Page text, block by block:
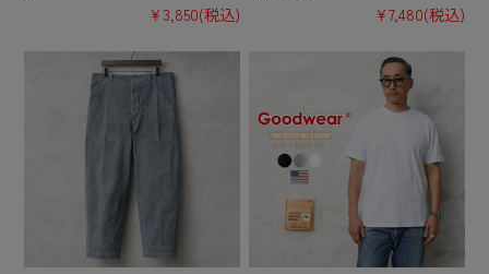
¥3,850(税込) ¥7,480(税込)